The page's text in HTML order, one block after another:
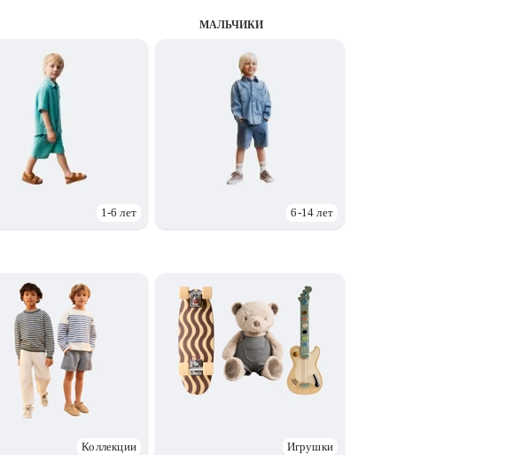
MАЛЬЧИКИ
1-6 лет 6-14 лет
Коллекции Игрушки